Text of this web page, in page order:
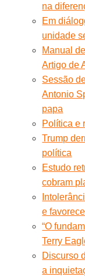
na
Em
unidade
Manual
Artigo de
Sessão
Antonio
papa
Política e
Trump
política
Estudo
cobram
e
“O
Terry
Discurso
a